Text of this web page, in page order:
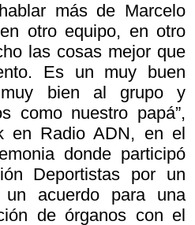
más de Marcelo
otro equipo, en otro
las cosas mejor que
Es un muy buen
muy bien al grupo y
como nuestro papá”,
en Radio ADN, en el
donde participó
Deportistas por un
acuerdo para una
de órganos con el